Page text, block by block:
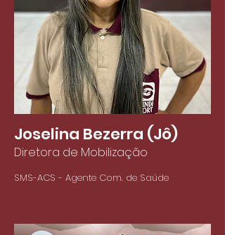
Joselina Bezerra (Jô)
Diretora de Mobilização
SMS-ACS - Agente Com. de Saúde